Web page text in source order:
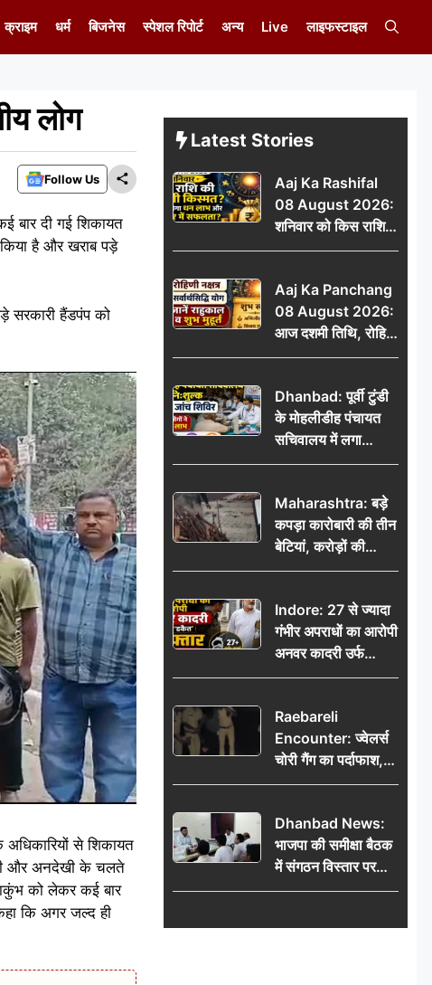
क्राइम धर्म बिजनेस स्पेशल रिपोर्ट अन्य Live लाइफस्टाइल
लोग
Follow Us
बार दी गई शिकायत
है और खराब पड़े
सरकारी हैंडपंप को
से शिकायत
और अनदेखी के चलते
को लेकर कई बार
कि अगर जल्द ही
Latest Stories
Aaj Ka Rashifal
08 August 2026:
शनिवार को किस राशि
की चमकेगी किस्मत,
और करियर में सफलता?
Aaj Ka Panchang
08 August 2026:
आज दशमी तिथि, रोहिणी
नक्षत्र और सर्वार्थसिद्धि
शुभ मुहूर्त
Dhanbad: पूर्वी टुंडी
के मोहलीडीह पंचायत
सचिवालय में लगा
निःशुल्क स्वास्थ्य जांच
उठाया लाभ
Maharashtra: बड़े
कपड़ा कारोबारी की तीन
बेटियां, करोड़ों की
कमाई… फिर भी पिता
अंतिम दिन, 5100 रुपये
भेजकर कहा– अंतिम
संस्कार कर दीजिए हम
नहीं आ पाएंगे
Indore: 27 से ज्यादा
गंभीर अपराधों का आरोपी
अनवर कादरी उर्फ
‘डकैत’ गिरफ्तार, इंदौर
Raebareli
Encounter: ज्वेलर्स
चोरी गैंग का पर्दाफाश,
पुलिस मुठभेड़ में दो
किलो चांदी बरामद
Dhanbad News:
भाजपा की समीक्षा बैठक
में संगठन विस्तार पर
मंथन, बीडीओ से
जनसमस्याओं का विवरण